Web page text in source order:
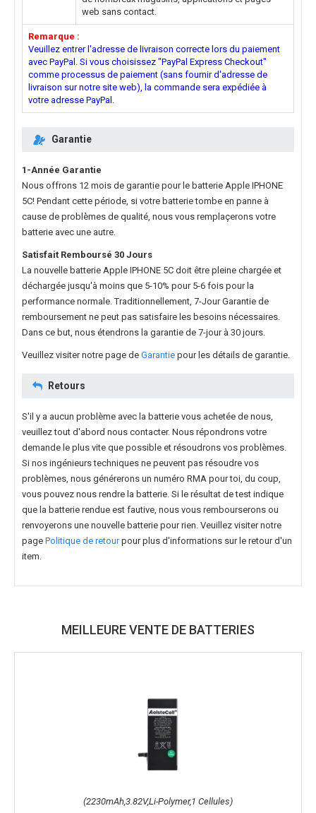
web sans contact.
Remarque :
Veuillez entrer l'adresse de livraison correcte lors du paiement
avec PayPal. Si vous choisissez "PayPal Express Checkout"
comme processus de paiement (sans fournir d'adresse de
livraison sur notre site web), la commande sera expédiée à
votre adresse PayPal.
Garantie
1-Année Garantie
Nous offrons 12 mois de garantie pour le batterie Apple IPHONE
5C! Pendant cette période, si votre batterie tombe en panne à
cause de problèmes de qualité, nous vous remplaçerons votre
batterie avec une autre.
Satisfait Remboursé 30 Jours
La nouvelle batterie Apple IPHONE 5C doit être pleine chargée et
déchargée jusqu'à moins que 5-10% pour 5-6 fois pour la
performance normale. Traditionnellement, 7-Jour Garantie de
remboursement ne peut pas satisfaire les besoins nécessaires.
Dans ce but, nous étendrons la garantie de 7-jour à 30 jours.
Veuillez visiter notre page de Garantie pour les détails de garantie.
Retours
S'il y a aucun problème avec la batterie vous achetée de nous,
veuillez tout d'abord nous contacter. Nous répondrons votre
demande le plus vite que possible et résoudrons vos problèmes.
Si nos ingénieurs techniques ne peuvent pas résoudre vos
problèmes, nous générerons un numéro RMA pour toi, du coup,
vous pouvez nous rendre la batterie. Si le résultat de test indique
que la batterie rendue est fautive, nous vous rembourserons ou
renvoyerons une nouvelle batterie pour rien. Veuillez visiter notre
page Politique de retourpour plus d'informations sur le retour d'un
item.
MEILLEURE VENTE DE BATTERIES
(2230mAh,3.82V,Li-Polymer,1 Cellules)